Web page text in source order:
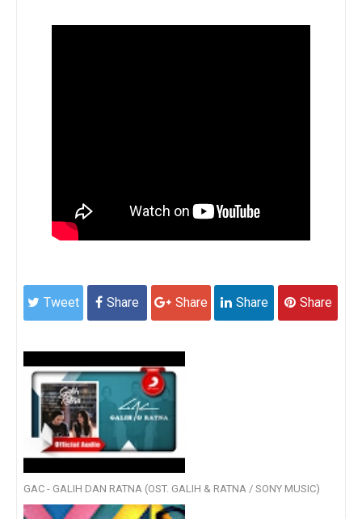
Tweet Share Share Share Share
GAC - GALIH DAN RATNA (OST. GALIH & RATNA / SONY MUSIC)